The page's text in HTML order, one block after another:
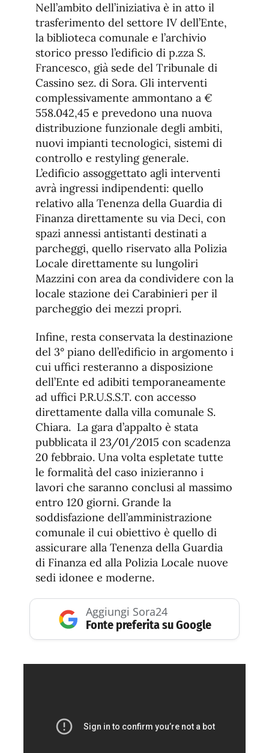
Nell’ambito dell’iniziativa è in atto il
trasferimento del settore IV dell’Ente,
la biblioteca comunale e l’archivio
storico presso l’edificio di p.zza S.
Francesco, già sede del Tribunale di
Cassino sez. di Sora. Gli interventi
complessivamente ammontano a €
558.042,45 e prevedono una nuova
distribuzione funzionale degli ambiti,
nuovi impianti tecnologici, sistemi di
controllo e restyling generale.
L’edificio assoggettato agli interventi
avrà ingressi indipendenti: quello
relativo alla Tenenza della Guardia di
Finanza direttamente su via Deci, con
spazi annessi antistanti destinati a
parcheggi, quello riservato alla Polizia
Locale direttamente su lungoliri
Mazzini con area da condividere con la
locale stazione dei Carabinieri per il
parcheggio dei mezzi propri.
Infine, resta conservata la destinazione
del 3° piano dell’edificio in argomento i
cui uffici resteranno a disposizione
dell’Ente ed adibiti temporaneamente
ad uffici P.R.U.S.S.T. con accesso
direttamente dalla villa comunale S.
Chiara. La gara d’appalto è stata
pubblicata il 23/01/2015 con scadenza
20 febbraio. Una volta espletate tutte
le formalità del caso inizieranno i
lavori che saranno conclusi al massimo
entro 120 giorni. Grande la
soddisfazione dell’amministrazione
comunale il cui obiettivo è quello di
assicurare alla Tenenza della Guardia
di Finanza ed alla Polizia Locale nuove
sedi idonee e moderne.
Aggiungi Sora24
Fonte preferita su Google